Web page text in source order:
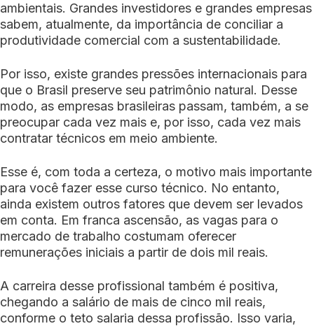
ambientais. Grandes investidores e grandes empresas
sabem, atualmente, da importância de conciliar a
produtividade comercial com a sustentabilidade.
Por isso, existe grandes pressões internacionais para
que o Brasil preserve seu patrimônio natural. Desse
modo, as empresas brasileiras passam, também, a se
preocupar cada vez mais e, por isso, cada vez mais
contratar técnicos em meio ambiente.
Esse é, com toda a certeza, o motivo mais importante
para você fazer esse curso técnico. No entanto,
ainda existem outros fatores que devem ser levados
em conta. Em franca ascensão, as vagas para o
mercado de trabalho costumam oferecer
remunerações iniciais a partir de dois mil reais.
A carreira desse profissional também é positiva,
chegando a salário de mais de cinco mil reais,
conforme o teto salaria dessa profissão. Isso varia,